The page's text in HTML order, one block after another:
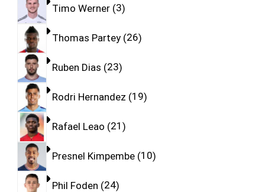
Timo Werner 3
Thomas Partey 26
Ruben Dias 23
Rodri Hernandez 19
Rafael Leao 21
Presnel Kimpembe 10
Phil Foden 24